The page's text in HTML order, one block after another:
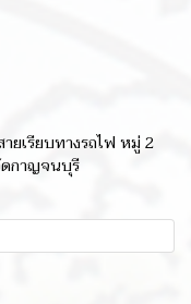
ยเรียบทางรถไฟ หมู่ 2
ดกาญจนบุรี